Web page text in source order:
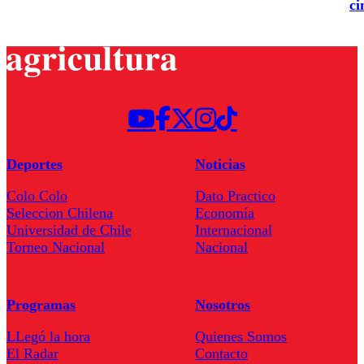
Deportes
Colo Colo
Seleccion Chilena
Universidad de Chile
Torneo Nacional
Noticias
Dato Practico
Economía
Internacional
Nacional
Programas
LLegó la hora
El Radar
Nosotros
Quienes Somos
Contacto